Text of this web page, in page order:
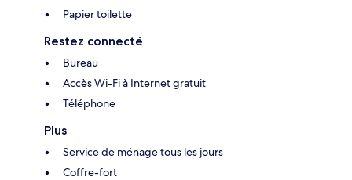
Papier toilette
Restez connecté
Bureau
Accès Wi-Fi à Internet gratuit
Téléphone
Plus
Service de ménage tous les jours
Coffre-fort